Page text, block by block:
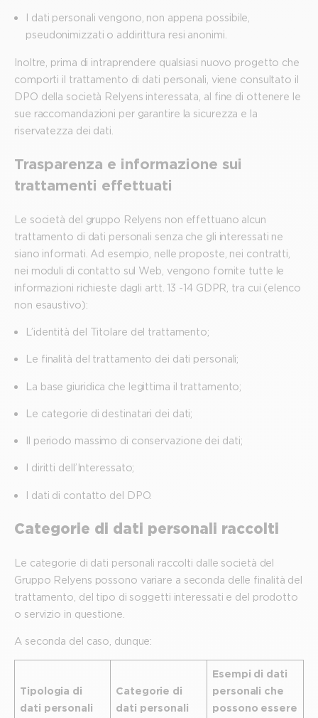
I dati personali vengono, non appena possibile,
pseudonimizzati o addirittura resi anonimi.
Inoltre, prima di intraprendere qualsiasi nuovo progetto che
comporti il trattamento di dati personali, viene consultato il
DPO della società Relyens interessata, al fine di ottenere le
sue raccomandazioni per garantire la sicurezza e la
riservatezza dei dati.
Trasparenza e informazione sui
trattamenti effettuati
Le società del gruppo Relyens non effettuano alcun
trattamento di dati personali senza che gli interessati ne
siano informati. Ad esempio, nelle proposte, nei contratti,
nei moduli di contatto sul Web, vengono fornite tutte le
informazioni richieste dagli artt. 13 -14 GDPR, tra cui (elenco
non esaustivo):
L’identità del Titolare del trattamento;
Le finalità del trattamento dei dati personali;
La base giuridica che legittima il trattamento;
Le categorie di destinatari dei dati;
Il periodo massimo di conservazione dei dati;
I diritti dell’Interessato;
I dati di contatto del DPO.
Categorie di dati personali raccolti
Le categorie di dati personali raccolti dalle società del
Gruppo Relyens possono variare a seconda delle finalità del
trattamento, del tipo di soggetti interessati e del prodotto
o servizio in questione.
A seconda del caso, dunque:
Tipologia di
dati personali
Categorie di
dati personali
Esempi di dati
personali che
possono essere